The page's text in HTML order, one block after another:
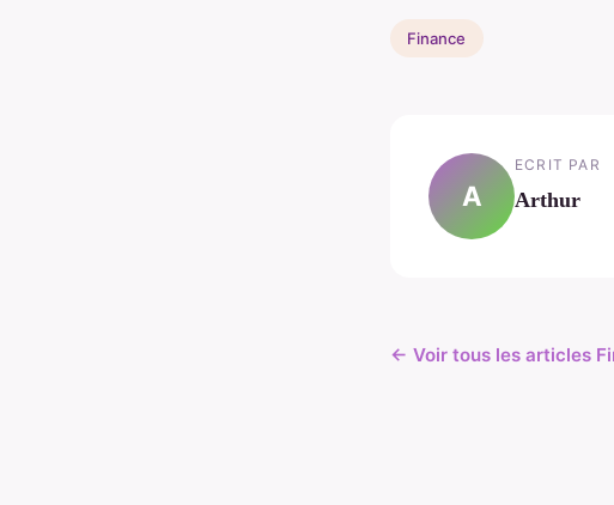
Finance
A
ECRIT PAR
Arthur
← Voir tous les articles